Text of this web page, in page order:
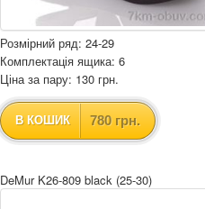
Розмірний ряд: 24-29
Комплектація ящика: 6
Ціна за пару: 130 грн.
В КОШИК 780 грн.
DeMur K26-809 black (25-30)